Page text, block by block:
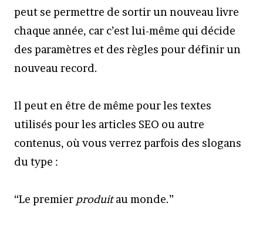
peut se permettre de sortir un nouveau livre
chaque année, car c’est lui-même qui décide
des paramètres et des règles pour définir un
nouveau record.
Il peut en être de même pour les textes
utilisés pour les articles SEO ou autre
contenus, où vous verrez parfois des slogans
du type :
“Le premier produitau monde.”